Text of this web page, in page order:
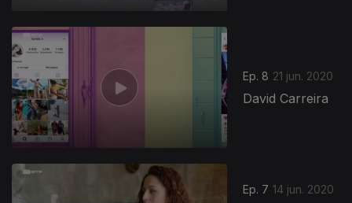
Ep. 8 21 jun. 2020
David Carreira
Ep. 7 14 jun. 2020